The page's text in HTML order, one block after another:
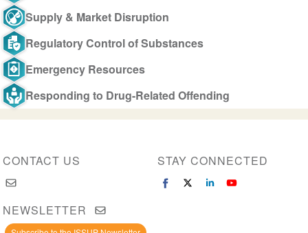
Supply & Market Disruption
Regulatory Control of Substances
Emergency Resources
Responding to Drug-Related Offending
CONTACT US STAY CONNECTED
NEWSLETTER